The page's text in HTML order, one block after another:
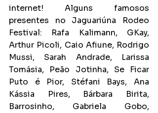
internet! Alguns famosos
presentes no Jaguariúna Rodeo
Festival: Rafa Kalimann, GKay,
Arthur Picoli, Caio Afiune, Rodrigo
Mussi, Sarah Andrade, Larissa
Tomásia, Peão Jotinha, Se Ficar
Puto é Pior, Stéfani Bays, Ana
Kássia Pires, Bárbara Birita,
Barrosinho, Gabriela Gobo,